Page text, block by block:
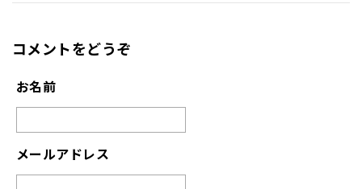
コメントをどうぞ
お名前
メールアドレス